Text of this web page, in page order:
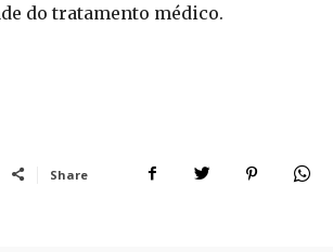
do tratamento médico.
Share